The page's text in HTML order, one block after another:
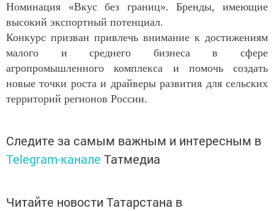
Номинация «Вкус без границ». Бренды, имеющие
высокий экспортный потенциал.
Конкурс призван привлечь внимание к достижениям
малого и среднего бизнеса в сфере
агропромышленного комплекса и помочь создать
новые точки роста и драйверы развития для сельских
территорий регионов России.
Следите за самым важным и интересным в
Telegram-канале Татмедиа
Читайте новости Татарстана в